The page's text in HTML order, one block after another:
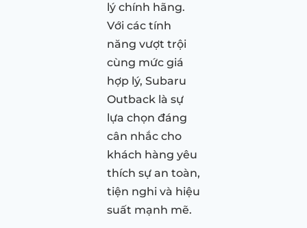
lý chính hãng.
Với các tính
năng vượt trội
cùng mức giá
hợp lý, Subaru
Outback là sự
lựa chọn đáng
cân nhắc cho
khách hàng yêu
thích sự an toàn,
tiện nghi và hiệu
suất mạnh mẽ.